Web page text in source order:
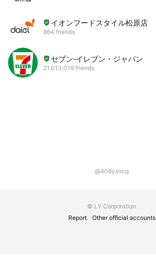
イオンフードスタイル松原店
864 friends
セブン‐イレブン・ジャパン
21,013,019 friends
@408yxncq
© LY Corporation
Report
Other official accounts